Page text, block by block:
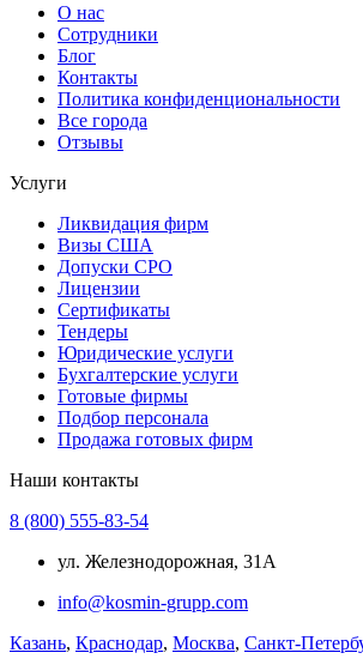
О нас
Сотрудники
Блог
Контакты
Политика конфиденциональности
Все города
Отзывы
Услуги
Ликвидация фирм
Визы США
Допуски СРО
Лицензии
Сертификаты
Тендеры
Юридические услуги
Бухгалтерские услуги
Готовые фирмы
Подбор персонала
Продажа готовых фирм
Наши контакты
8 (800) 555-83-54
ул. Железнодорожная, 31А
info@kosmin-grupp.com
Казань, Краснодар, Москва, Санкт-